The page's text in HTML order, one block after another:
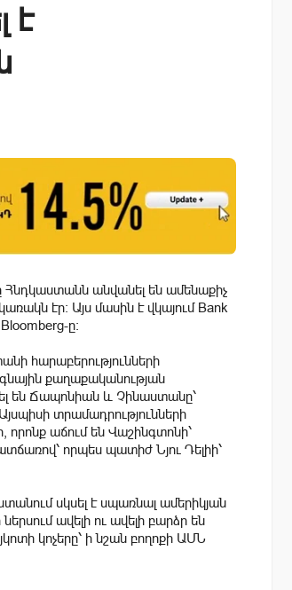
է
Հնդկաստանն անվանել են ամենաքիչ
էր։ Այս մասին է վկայում Bank
ը։
հարաբերությունների
քաղաքականության
են Ճապոնիան և Չինաստանը՝
տրամադրությունների
որոնք աճում են Վաշինգտոնի՝
որպես պատիժ Նյու Դելիի՝
սկսել է սպառնալ ամերիկյան
ավելի ու ավելի բարձր են
կոչերը՝ ի նշան բողոքի ԱՄՆ